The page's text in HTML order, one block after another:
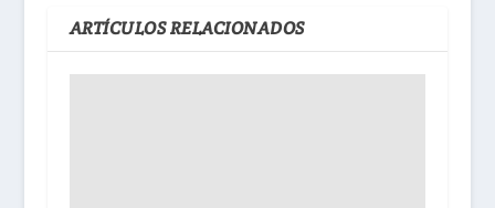
ARTÍCULOS RELACIONADOS